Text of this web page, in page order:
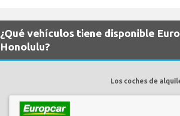
¿Qué vehículos tiene disponible
Honolulu?
Los coches de